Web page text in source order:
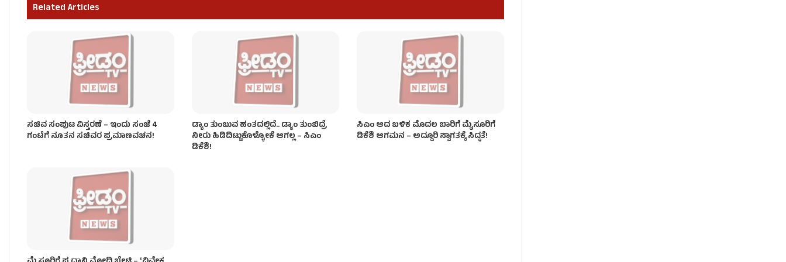
ಸಂಪುಟ ವಿಸ್ತರಣೆ ಬೆನ್ನಲ್ಲೇ ʻಕೈʼ ಪಾಳಯದಲ್ಲಿ ಭುಗಿಲೆದ್ದ ಬಂಡಾಯ!
Related Articles
ಸಚಿವ ಸಂಪುಟ ವಿಸ್ತರಣೆ – ಇಂದು ಸಂಜೆ 4
ಗಂಟೆಗೆ ನೂತನ ಸಚಿವರ ಪ್ರಮಾಣವಚನ!
ಡ್ಯಾಂ ತುಂಬುವ ಹಂತದಲ್ಲಿದೆ.. ಡ್ಯಾಂ ತುಂಬಿದ್ರೆ
ನೀರು ಹಿಡಿದಿಟ್ಟುಕೊಳ್ಳೋಕೆ ಆಗಲ್ಲ – ಸಿಎಂ
ಡಿಕೆಶಿ!
ಸಿಎಂ ಆದ ಬಳಿಕ ಮೊದಲ ಬಾರಿಗೆ ಮೈಸೂರಿಗೆ
ಡಿಕೆಶಿ ಆಗಮನ – ಅದ್ದೂರಿ ಸ್ವಾಗತಕ್ಕೆ ಸಿದ್ಧತೆ!